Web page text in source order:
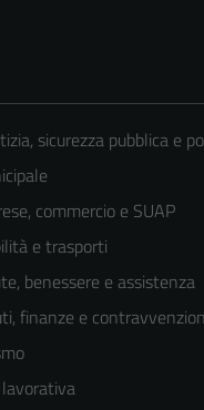
sicurezza pubblica e
commercio e SUAP
e trasporti
benessere e assistenza
finanze e